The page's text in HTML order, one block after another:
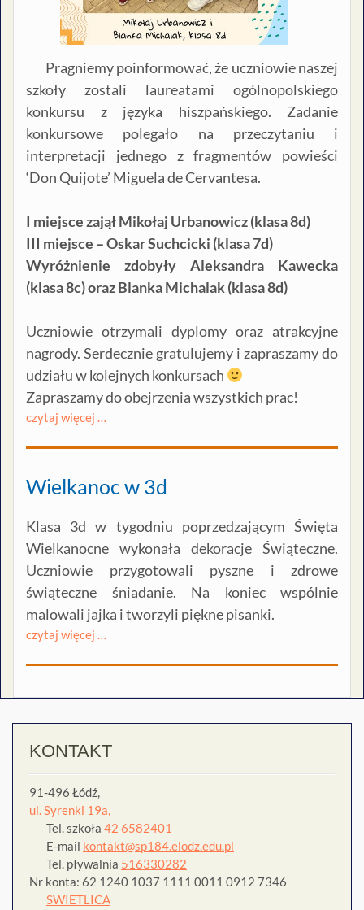
Pragniemy poinformować, że uczniowie naszej
szkoły zostali laureatami ogólnopolskiego
konkursu z języka hiszpańskiego. Zadanie
konkursowe polegało na przeczytaniu i
interpretacji jednego z fragmentów powieści
‘Don Quijote’ Miguela de Cervantesa.
I miejsce zajął Mikołaj Urbanowicz (klasa 8d)
III miejsce – Oskar Suchcicki (klasa 7d)
Wyróżnienie zdobyły Aleksandra Kawecka
(klasa 8c) oraz Blanka Michalak (klasa 8d)
Uczniowie otrzymali dyplomy oraz atrakcyjne
nagrody. Serdecznie gratulujemy i zapraszamy do
udziału w kolejnych konkursach
Zapraszamy do obejrzenia wszystkich prac!
czytaj więcej …
Wielkanoc w 3d
Klasa 3d w tygodniu poprzedzającym Święta
Wielkanocne wykonała dekoracje Świąteczne.
Uczniowie przygotowali pyszne i zdrowe
świąteczne śniadanie. Na koniec wspólnie
malowali jajka i tworzyli piękne pisanki.
czytaj więcej …
KONTAKT
91-496 Łódź,
ul. Syrenki 19a,
Tel. szkoła 42 6582401
E-mail kontakt@sp184.elodz.edu.pl
Tel. pływalnia 516330282
Nr konta: 62 1240 1037 1111 0011 0912 7346
SWIETLICA